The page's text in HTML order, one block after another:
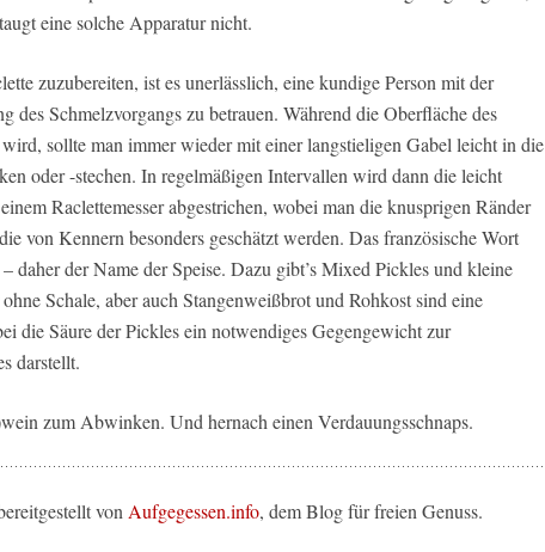
eine solche Apparatur nicht.
zuzubereiten, ist es unerlässlich, eine kundige Person mit der
des Schmelzvorgangs zu betrauen. Während die Oberfläche des
sollte man immer wieder mit einer langstieligen Gabel leicht in die
oder -stechen. In regelmäßigen Intervallen wird dann die leicht
Raclettemesser abgestrichen, wobei man die knusprigen Ränder
von Kennern besonders geschätzt werden. Das französische Wort
daher der Name der Speise. Dazu gibt’s Mixed Pickles und kleine
Schale, aber auch Stangenweißbrot und Rohkost sind eine
die Säure der Pickles ein notwendiges Gegengewicht zur
darstellt.
zum Abwinken. Und hernach einen Verdauungsschnaps.
von Aufgegessen.info, dem Blog für freien Genuss.